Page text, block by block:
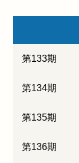
第133期
第134期
第135期
第136期